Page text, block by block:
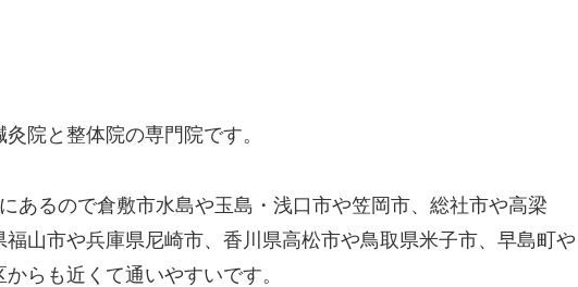
院と整体院の専門院です。
あるので倉敷市水島や玉島・浅口市や笠岡市、総社市や高梁
山市や兵庫県尼崎市、香川県高松市や鳥取県米子市、早島町や
らも近くて通いやすいです。